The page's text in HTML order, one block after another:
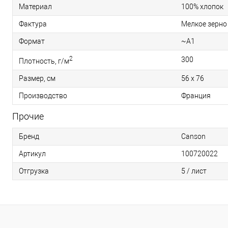
Материал 100% хлопок
Фактура Мелкое зерно
Формат ~A1
Плотность, г/м2 300
Размер, см 56 x 76
Производство Франция
Прочие
Бренд Canson
Артикул 100720022
Отгрузка 5 / лист